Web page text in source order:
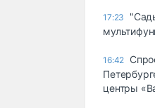
17:23
16:42
центры